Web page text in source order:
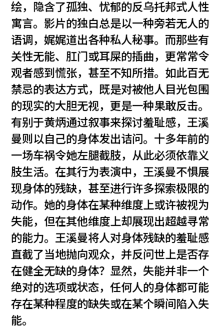
绘，隐含了孤独、忧郁的反乌托邦式人性
寓言。影片的独白总是以一种旁若无人的
语调，娓娓道出各种私人秘事。而那些有
关性无能、肛门或耳屎的插曲，更常常令
观者感到慌张，甚至不知所措。如此百无
禁忌的表达方式，既是对被他人目光包围
的现实的大胆无视，更是一种果敢反击。
有别于黄炳通过叙事来探讨羞耻感，王溪
曼则以自己的身体发出诘问。十多年前的
一场车祸令她左腿截肢，从此必须依靠义
肢生活。在其行为表演中，王溪曼不惧展
现身体的残缺，甚至进行许多探索极限的
动作。她的身体在某种维度上或许被视为
失能，但在其他维度上却展现出超越寻常
的能力。王溪曼将人对身体残缺的羞耻感
直截了当地抛向观众，并反问世上是否存
在健全无缺的身体？显然，失能并非一个
绝对的选项或状态，任何人的身体都可能
存在某种程度的缺失或在某个瞬间陷入失
能。